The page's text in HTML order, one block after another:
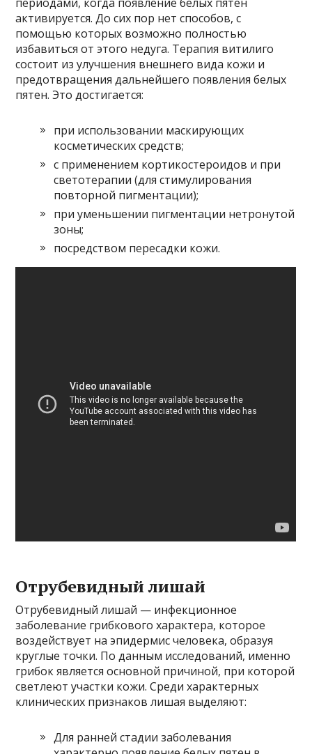
периодами, когда появление белых пятен
активируется. До сих пор нет способов, с
помощью которых возможно полностью
избавиться от этого недуга. Терапия витилиго
состоит из улучшения внешнего вида кожи и
предотвращения дальнейшего появления белых
пятен. Это достигается:
при использовании маскирующих
косметических средств;
с применением кортикостероидов и при
светотерапии (для стимулирования
повторной пигментации);
при уменьшении пигментации нетронутой
зоны;
посредством пересадки кожи.
Отрубевидный лишай
Отрубевидный лишай — инфекционное
заболевание грибкового характера, которое
воздействует на эпидермис человека, образуя
круглые точки. По данным исследований, именно
грибок является основной причиной, при которой
светлеют участки кожи. Среди характерных
клинических признаков лишая выделяют:
Для ранней стадии заболевания